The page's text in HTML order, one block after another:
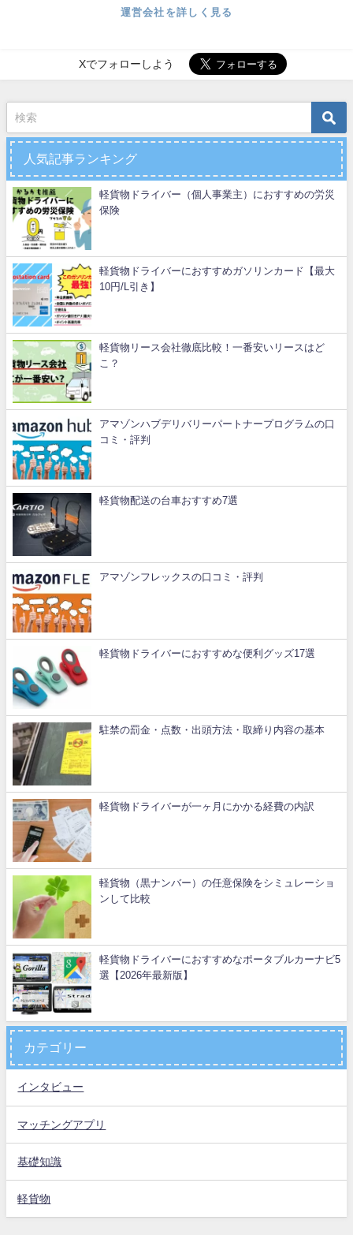
運営会社を詳しく見る
Xでフォローしよう
人気記事ランキング
軽貨物ドライバー（個人事業主）におすすめの労災
保険
軽貨物ドライバーにおすすめガソリンカード【最大
10円/L引き】
軽貨物リース会社徹底比較！一番安いリースはど
こ？
アマゾンハブデリバリーパートナープログラムの口
コミ・評判
軽貨物配送の台車おすすめ7選
アマゾンフレックスの口コミ・評判
軽貨物ドライバーにおすすめな便利グッズ17選
駐禁の罰金・点数・出頭方法・取締り内容の基本
軽貨物ドライバーが一ヶ月にかかる経費の内訳
軽貨物（黒ナンバー）の任意保険をシミュレーショ
ンして比較
軽貨物ドライバーにおすすめなポータブルカーナビ5
選【2026年最新版】
カテゴリー
インタビュー
マッチングアプリ
基礎知識
軽貨物